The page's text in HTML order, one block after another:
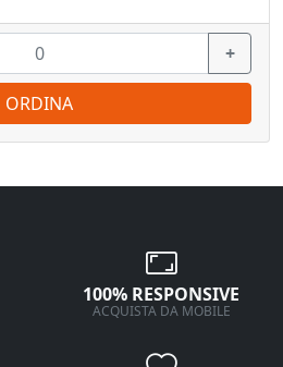
+
ORDINA
100% RESPONSIVE
ACQUISTA DA MOBILE